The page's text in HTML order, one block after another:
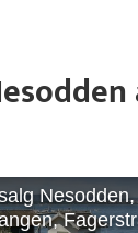
Nesodden,